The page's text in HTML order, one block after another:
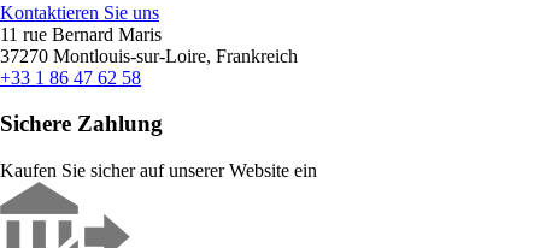
Kontaktieren Sie uns
11 rue Bernard Maris
37270 Montlouis-sur-Loire, Frankreich
+33 1 86 47 62 58
Sichere Zahlung
Kaufen Sie sicher auf unserer Website ein